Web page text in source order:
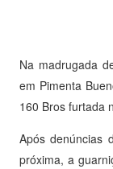
Na madrugada
em Pimenta
160 Bros furtada
Após denúncias
próxima, a